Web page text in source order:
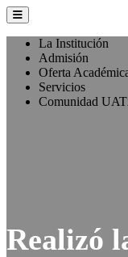
La Institución
Admisión
Oferta
Servicios
Comunidad
Realizó